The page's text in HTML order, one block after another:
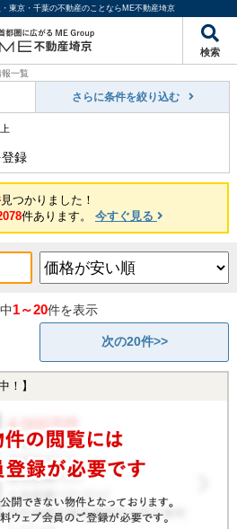
東京・千葉の不動産のことならME不動産埼京
検索
一覧
さらに条件を絞り込む
録
見つかりました！
件あります。 今すぐ見る
1～20件を表示
次の20件>>
！】